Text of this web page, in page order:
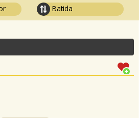
Batida